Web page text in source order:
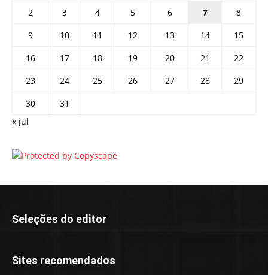
2
3 4 5 6 7
8
9
10 11 12 13 14
15
16
17 18 19 20 21
22
23
24 25 26 27 28
29
30
31
« jul
Seleções do editor
Sites recomendados